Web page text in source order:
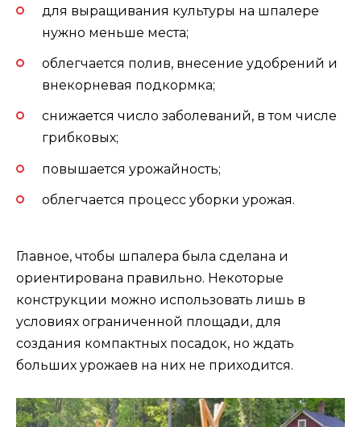
для выращивания культуры на шпалере
нужно меньше места;
облегчается полив, внесение удобрений и
внекорневая подкормка;
снижается число заболеваний, в том числе
грибковых;
повышается урожайность;
облегчается процесс уборки урожая.
Главное, чтобы шпалера была сделана и
ориентирована правильно. Некоторые
конструкции можно использовать лишь в
условиях ограниченной площади, для
создания компактных посадок, но ждать
больших урожаев на них не приходится.